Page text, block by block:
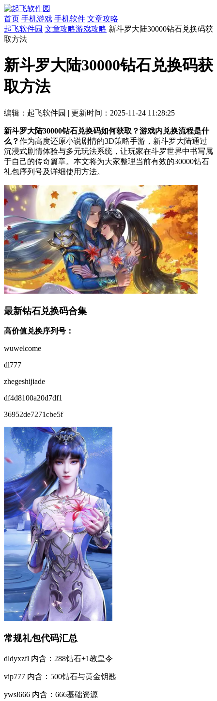
首页 手机游戏 手机软件 文章攻略
起飞软件园 文章攻略游戏攻略 新斗罗大陆30000钻石兑换码获
取方法
新斗罗大陆30000钻石兑换码获
取方法
编辑：起飞软件园 | 更新时间：2025-11-24 11:28:25
新斗罗大陆30000钻石兑换码如何获取？游戏内兑换流程是什
么？作为高度还原小说剧情的3D策略手游，新斗罗大陆通过
沉浸式剧情体验与多元玩法系统，让玩家在斗罗世界中书写属
于自己的传奇篇章。本文将为大家整理当前有效的30000钻石
礼包序列号及详细使用方法。
最新钻石兑换码合集
高价值兑换序列号：
wuwelcome
dl777
zhegeshijiade
df4d8100a20d7df1
36952de7271cbe5f
常规礼包代码汇总
dldyxzfl 内含：288钻石+1教皇令
vip777 内含：500钻石与黄金钥匙
ywsl666 内含：666基础资源